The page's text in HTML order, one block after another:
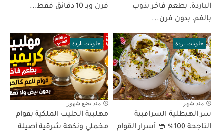
الباردة، بطعم فاخر يذوب
بالفم، بدون فرن...
فرن وبـ 10 دقائق فقط...
حلويات باردة
منذ شهر
سر الهيطلية السراقبية
الناجحة 100% 🥣 أسرار القوام
حلويات باردة
منذ بضع شهور
مهلبية الحليب الملكية بقوام
مخملي ونكهة شرقية أصيلة